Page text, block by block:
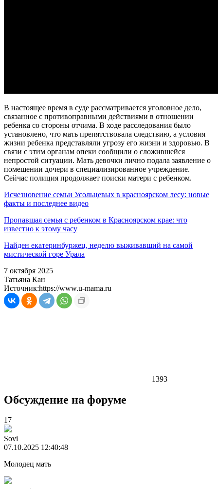
В настоящее время в суде рассматривается уголовное дело,
связанное с противоправными действиями в отношении
ребенка со стороны отчима. В ходе расследования было
установлено, что мать препятствовала следствию, а условия
жизни ребенка представляли угрозу его жизни и здоровью. В
связи с этим органам опеки сообщили о сложившейся
непростой ситуации. Мать девочки лично подала заявление о
помещении дочери в специализированное учреждение.
Сейчас полиция продолжает поиски матери с ребенком.
Исчезновение семьи Усольцевых в красноярском лесу: новые
факты и последнее видео
Пропавшая семья с ребенком в Красноярском крае: что
известно к этому часу
Найден екатеринбуржец, неделю выживавший на самой
мистической горе Урала
7 октября 2025
Татьяна Кан
Источник:https://www.u-mama.ru
1393
Обсуждение на форуме
17
Sovi
07.10.2025 12:40:48
Молодец мать